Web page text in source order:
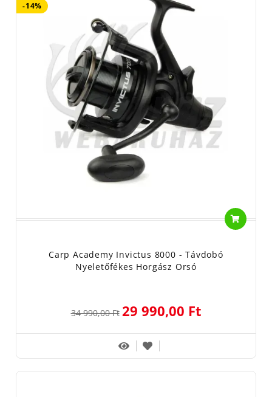
-14%
Carp Academy Invictus 8000 - Távdobó
Nyeletőfékes Horgász Orsó
34 990,00 Ft 29 990,00 Ft